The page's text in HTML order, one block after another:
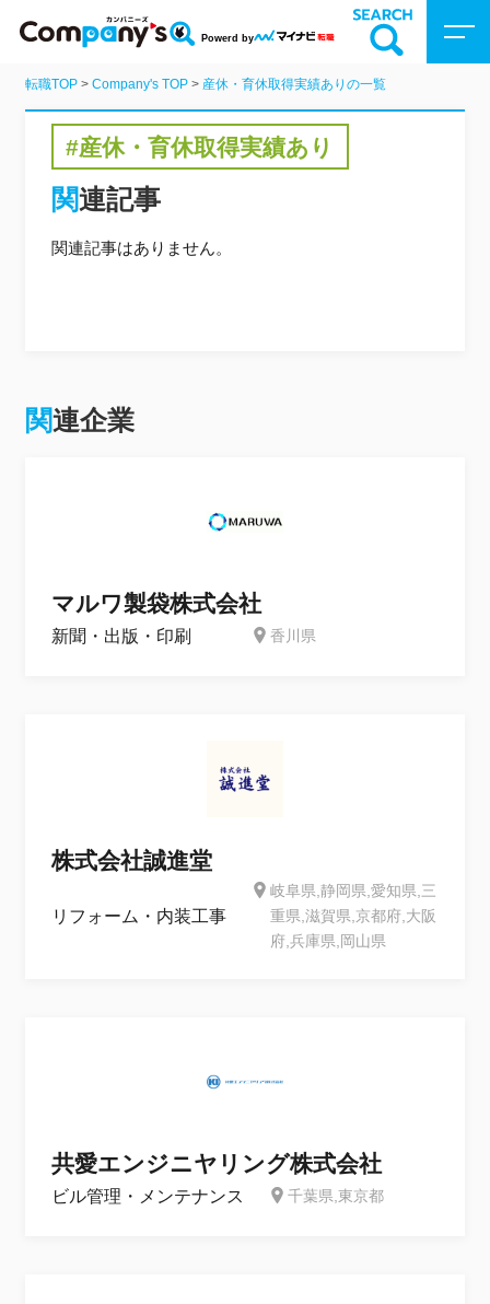
Powerd by
Company’sトップ
企業を検索
転職TOP > Company's TOP > 産休・育休取得実績ありの一覧
#産休・育休取得実績あり
関連記事
関連記事はありません。
関連企業
マルワ製袋株式会社
新聞・出版・印刷 香川県
株式会社誠進堂
リフォーム・内装工事
岐阜県,静岡県,愛知県,三
重県,滋賀県,京都府,大阪
府,兵庫県,岡山県
共愛エンジニヤリング株式会社
ビル管理・メンテナンス 千葉県,東京都